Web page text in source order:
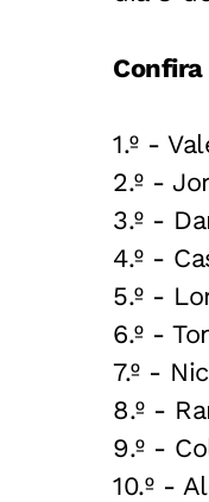
1.º -
2.º -
3.º -
4.º -
5.º -
6.º -
7.º -
8.º -
9.º -
10.º -